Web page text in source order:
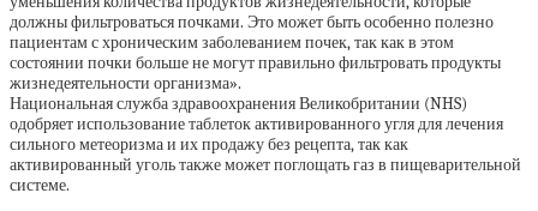
должны фильтроваться почками. Это может быть особенно полезно
пациентам с хроническим заболеванием почек, так как в этом
состоянии почки больше не могут правильно фильтровать продукты
жизнедеятельности организма».
Национальная служба здравоохранения Великобритании (NHS)
одобряет использование таблеток активированного угля для лечения
сильного метеоризма и их продажу без рецепта, так как
активированный уголь также может поглощать газ в пищеварительной
системе.